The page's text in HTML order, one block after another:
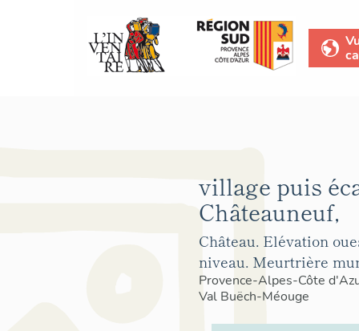
village puis
Châteauneuf,
Château. Elévation
niveau. Meurtrière
Provence-Alpes-Côte
Val Buëch-Méouge